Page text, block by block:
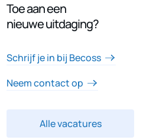
Toe aan een
nieuwe uitdaging?
Schrijf je in bij Becoss
Neem contact op
Alle vacatures